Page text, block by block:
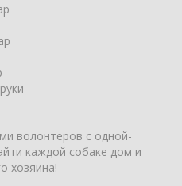
волонтеров с одной-
каждой собаке дом и
хозяина!